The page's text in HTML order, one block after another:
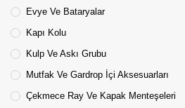
Evye Ve Bataryalar
Kapı Kolu
Kulp Ve Askı Grubu
Mutfak Ve Gardrop İçi Aksesuarları
Çekmece Ray Ve Kapak Menteşeleri